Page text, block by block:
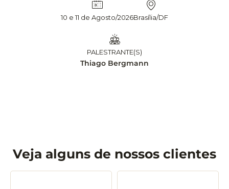
10 e 11 de Agosto/2026Brasília/DF
PALESTRANTE(S)
Thiago Bergmann
Veja alguns de nossos clientes